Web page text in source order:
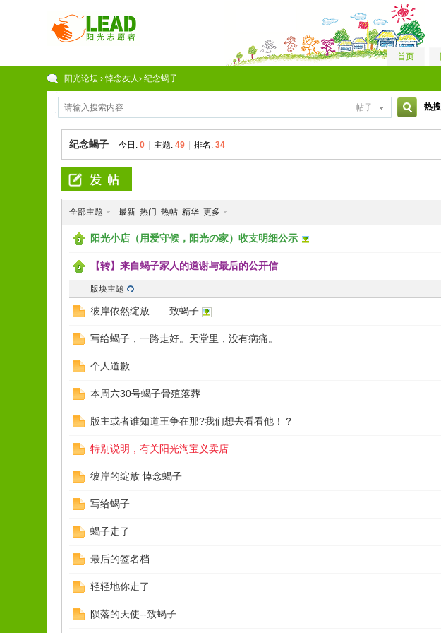
首页
阳光论坛 › 悼念友人› 纪念蝎子
帖子
搜
热
纪念蝎子 今日:0 主题:49 排名:34
全部主题 最新 热门 热帖 精华 更多
阳光小店（用爱守候，阳光の家）收支明细公示
【转】来自蝎子家人的道谢与最后的公开信
版块主题
彼岸依然绽放——致蝎子
写给蝎子，一路走好。天堂里，没有病痛。
个人道歉
本周六30号蝎子骨殖落葬
版主或者谁知道王争在那?我们想去看看他！？
特别说明，有关阳光淘宝义卖店
彼岸的绽放 悼念蝎子
写给蝎子
蝎子走了
最后的签名档
轻轻地你走了
陨落的天使--致蝎子